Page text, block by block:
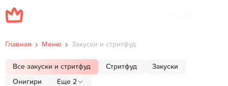
Главная Меню Закуски и стритфуд
Все закуски и стритфуд Стритфуд Закуски
Онигири Еще 2